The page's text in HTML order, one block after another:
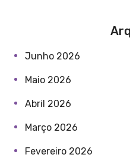
Junho 2026
Maio 2026
Abril 2026
Março 2026
Fevereiro 2026